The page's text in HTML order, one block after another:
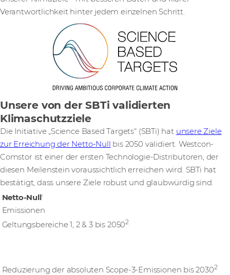
Verantwortlichkeit hinter jedem einzelnen Schritt.
Unsere von der SBTi validierten
Klimaschutzziele
Die Initiative „Science Based Targets“ (SBTi) hat unsere Ziele
zur Erreichung der Netto-Null bis 2050 validiert. Westcon-
Comstor ist einer der ersten Technologie-Distributoren, der
diesen Meilenstein voraussichtlich erreichen wird. SBTi hat
bestätigt, dass unsere Ziele robust und glaubwürdig sind.
Netto-Null1
Emissionen
Geltungsbereiche 1, 2 & 3 bis 20502
Reduzierung der absoluten Scope-3-Emissionen bis 20302